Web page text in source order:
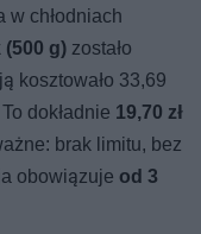
w chłodniach
(500 g) zostało
kosztowało 33,69
To dokładnie 19,70 zł
brak limitu, bez
obowiązuje od 3